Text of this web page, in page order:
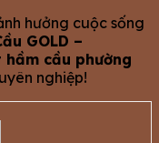
hưởng cuộc sống
GOLD –
hầm cầu phường
nghiệp!